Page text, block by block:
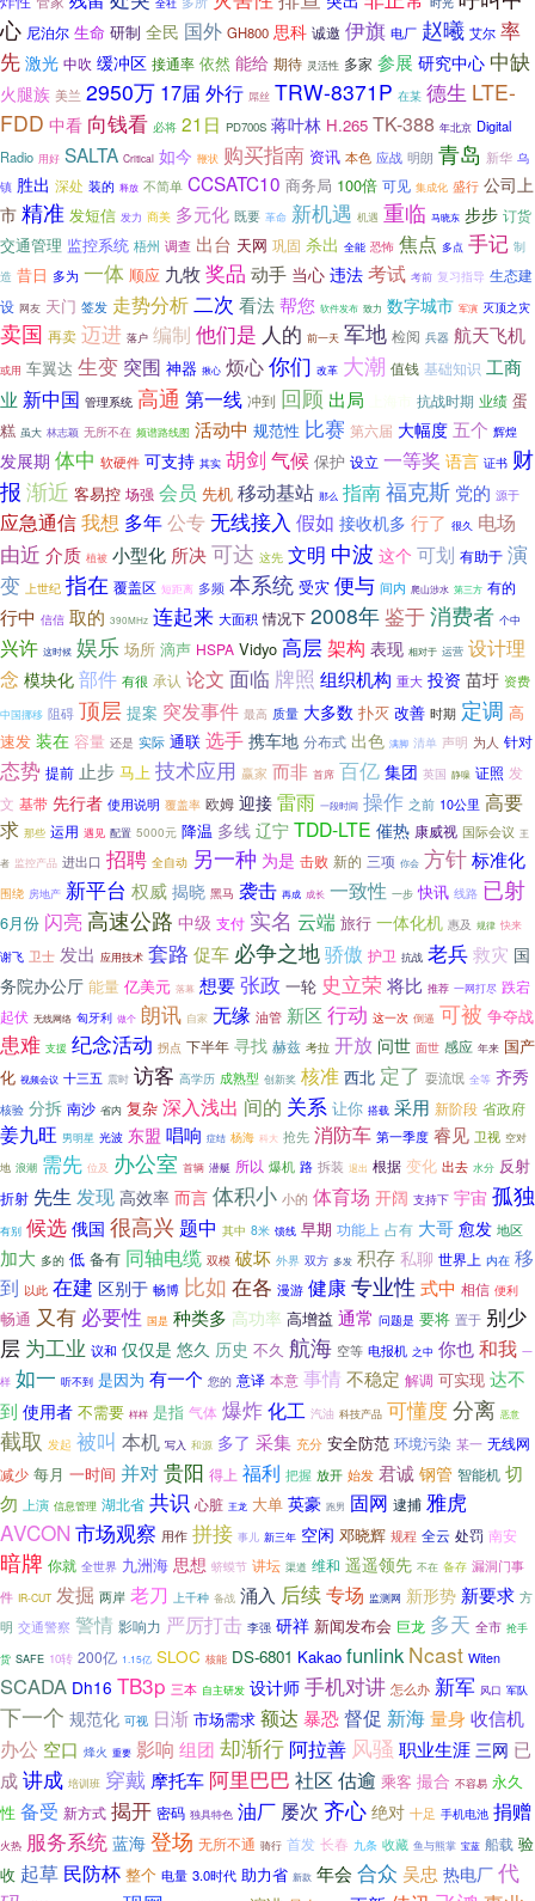
心 尼泊尔 生命 研制 全民 国外 GH800 思科 诚邀 伊旗 电厂 赵曦 艾尔 率
先 激光 中吹 缓冲区 接通率 依然 能给 期待 灵活性 多家 参展 研究中心 中缺
火腿族 美兰 2950万 17届 外行 屌丝 TRW-8371P 在某 德生 LTE-
FDD 中看 向钱看 必将 21日 PD700S 蒋叶林 H.265 TK-388 年北京 Digital
Radio 用好 SALTA Critical 如今 鞭状 购买指南 资讯 本色 应战 明朗 青岛 新华 乌
镇 胜出 深处 装的 释放 不简单 CCSATC10 商务局 100倍 可见 集成化 盛行 公司上
市 精准 发短信 发力 商美 多元化 既要 革命 新机遇 机遇 重临 马晓东 步步 订货
交通管理 监控系统 梧州 调查 出台 天网 巩固 杀出 全能 恐怖 焦点 多点 手记 制
造 昔日 多为 一体 顺应 九牧奖品 动手 当心 违法 考试 考前 复习指导 生态建
设 网友 天门 签发 走势分析二次 看法帮您 软件发布 致力 数字城市 军演 灭顶之灾
卖国 再卖 迈进 落户 编制 他们是 人的 前一天 军地 检阅 兵器 航天飞机
或用 车翼达 生变 突围 神器 揪心 烦心你们 改革 大潮 值钱 基础知识 工商
业 新中国 管理系统 高通 第一线 冲到 回顾 出局 抗战时期 业绩 蛋
糕 虽大 林志颖 无所不在 频谱路线图 活动中 规范性 比赛 第六届 大幅度 五个 辉煌
发展期 体中 软硬件 可支持 其实 胡剑 气候 保护 设立 一等奖 语言 证书 财
报 渐近 客易控 场强 会员 先机 移动基站 那么 指南福克斯 党的 源于
应急通信我想 多年公专无线接入 假如 接收机多 行了 很久 电场
由近 介质 植被 小型化 所决可达 这先 文明 中波 这个 可划 有助于 演
变 上世纪 指在 覆盖区 短距离 多频 本系统 受灾 便与 间内 爬山涉水 第三方 有的
行中 信信 取的 390MHz 连起来 大面积 情况下 2008年鉴于消费者 个中
兴许 这时候 娱乐 场所 滴声 HSPA Vidyo 高层架构 表现 相对于 运营 设计理
念 模块化部件 有很 承认 论文 面临 牌照 组织机构 重大 投资 苗圩 资费
中国挪移 阻碍 顶层 提案 突发事件 最高 质量 大多数 扑灭 改善 时期 定调 高
速发 装在 容量 还是 实际 通联 选手 携车地 分布式 出色 满脚 清单 声明 为人 针对
态势 提前 止步 马上 技术应用 赢家 而非 首席 百亿 集团 英国 静噪 证照 发
文 基带 先行者 使用说明 覆盖率 欧姆 迎接 雷雨 一段时间 操作 之前 10公里 高要
求 那些 运用 遇见 配置 5000元 降温 多线 辽宁 TDD-LTE 催热 康威视 国际会议 王
者 监控产品 进出口 招聘 全自动 另一种 为是 击败 新的 三项 你会 方针标准化
围绕 房地产 新平台 权威 揭晓 黑马 袭击 再成 成长 一致性 一步 快讯 线路 已射
6月份 闪亮 高速公路 中级 支付 实名 云端 旅行 一体化机 惠及 规律 快来
谢飞 卫士 发出 应用技术 套路 促车 必争之地骄傲 护卫 抗战 老兵救灾 国
务院办公厅 能量 亿美元 落幕 想要张政 一轮 史立荣将比 推荐 一网打尽 跌宕
起伏 无线网络 匈牙利 做个 朗讯 自家 无缘 油管 新区 行动 这一次 倒逼 可被 争夺战
患难 支援 纪念活动 拐点 下半年 寻找 赫兹 考拉 开放 问世 面世 感应 年来 国产
化 视频会议 十三五 震时 访客 高学历 成熟型 创新奖 核准 西北 定了 耍流氓 全等 齐秀
核验 分拆 南沙 省内 复杂 深入浅出 间的 关系 让你 搭载 采用 新阶段 省政府
姜九旺 男明星 光波 东盟 唱响 症结 杨海 科大 抢先 消防车 第一季度 睿见 卫视 空对
地 浪潮 需先 位及 办公室 首辆 潜艇 所以 爆机 路 拆装 退出 根据 变化 出去 水分 反射
折射 先生 发现 高效率 而言 体积小 小的 体育场 开阔 支持下 宇宙 孤独
有别 候选 俄国 很高兴题中 其中 8米 馈线 早期 功能上 占有 大哥 愈发 地区
加大 多的 低 备有 同轴电缆 双模 破坏 外界 双方 多发 积存 私聊 世界上 内在 移
到 以此 在建 区别于 畅博 比如 在各 漫游 健康专业性 式中 相信 便利
畅通 又有 必要性 国是 种类多 高功率 高增益 通常 问题是 要将 置于 别少
层 为工业 议和 仅仅是 悠久 历史 不久 航海 空等 电报机 之中 你也和我 一
样 如一 听不到 是因为 有一个 您的 意译 本意 事情 不稳定 解调 可实现 达不
到 使用者 不需要 样样 是指 气体 爆炸化工 汽油 科技产品 可懂度 分离 恶意
截取 发起 被叫 本机 写入 和源 多了 采集 充分 安全防范 环境污染 某一 无线网
减少 每月 一时间 并对贵阳 得上 福利 把握 放开 始发 君诚 钢管 智能机 切
勿
上演 信息管理 湖北省 共识 心脏 王龙 大单 英豪 跑男 固网 逮捕 雅虎
AVCON 市场观察 用作 拼接 事儿 新三年 空闲 邓晓辉 规程 全云 处罚 南安
暗牌 你就 全世界 九洲海 思想 蛴蟆节 讲坛 渠道 维和 遥遥领先 不在 备存 漏洞门事
件 IR-CUT 发掘 两岸 老刀 上千种 备战 涌入 后续专场 监测网 新形势 新要求 方
明 交通警察 警情 影响力 严厉打击 李强 研祥 新闻发布会 巨龙 多天 全市 抢手
货 SAFE 10转 200亿 1.15亿 SLOC 核能 DS-6801 Kakao funlink Ncast Witen
SCADA Dh16 TB3p 三本 自主研发 设计师 手机对讲 怎么办 新军 风口 军队
下一个 规范化 可视 日渐 市场需求 额达 暴恐督促 新海量身 收信机
办公 空口 烽火 重要 影响 组团 却渐行 阿拉善 风骚 职业生涯 三网 已
成讲成 培训班 穿戴 摩托车 阿里巴巴 社区 估逾 乘客 撮合 不容易 永久
性 备受 新方式 揭开 密码 独具特色 油厂 屡次 齐心 绝对 十足 手机电池 捐赠
火热 服务系统 蓝海 登场 无所不通 骑行 首发 长春 九条 收藏 鱼与熊掌 宝蓝 船载 验
收 起草 民防杯 整个 电量 3.0时代 助力省 新款 年会 合众 吴忠 热电厂 代